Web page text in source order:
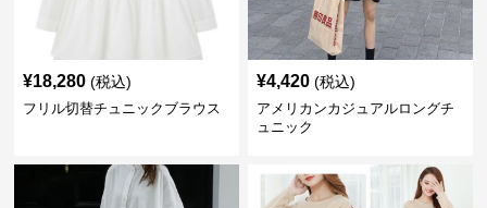
¥18,280 (税込)
フリル切替チュニックブラウス
¥4,420 (税込)
アメリカンカジュアルロングチ
ュニック